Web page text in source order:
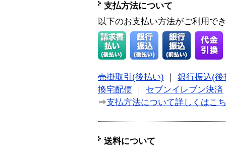
支払方法について
以下のお支払い方法がご利用で
売掛取引(後払い) ｜ 銀行振込(後
換宅配便 ｜ セブンイレブン決済
⇒支払方法について詳しくはこ
送料について